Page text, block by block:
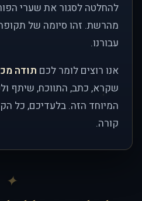
להחלטה לסגור את שערי
מהרשת. זהו סיומה של
עבורנו.
אנו רוצים לומר לכם תודה
שקרא, כתב, התווכח, שיתף
המיוחד הזה. בלעדיכם, כל
קורה.